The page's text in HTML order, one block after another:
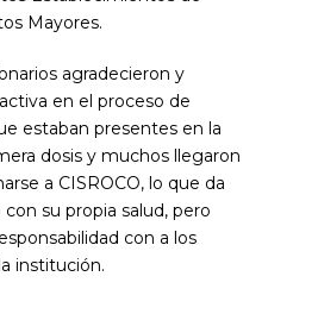
Mayores.
agradecieron y
en el proceso de
estaban presentes en la
dosis y muchos llegaron
a CISROCO, lo que da
su propia salud, pero
con a los
institución.